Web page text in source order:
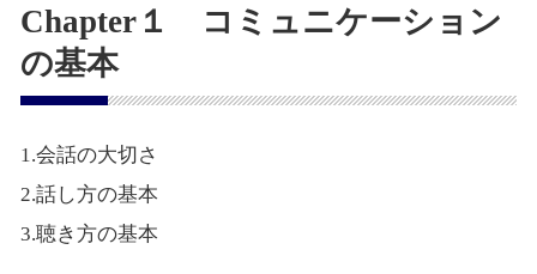
Chapter１ コミュニケーション
の基本
1.会話の大切さ
2.話し方の基本
3.聴き方の基本